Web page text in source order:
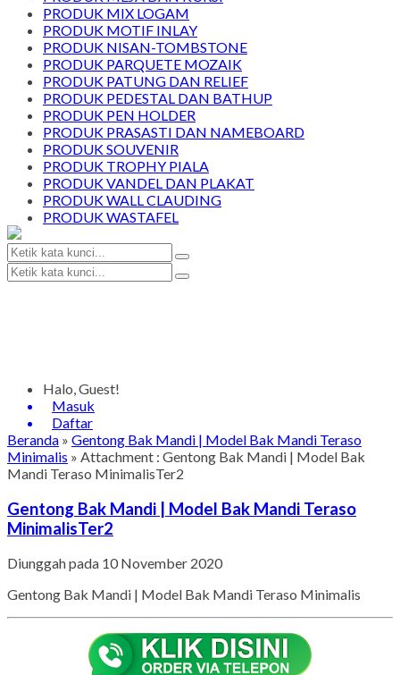
PRODUK MIX LOGAM
PRODUK MOTIF INLAY
PRODUK NISAN-TOMBSTONE
PRODUK PARQUETE MOZAIK
PRODUK PATUNG DAN RELIEF
PRODUK PEDESTAL DAN BATHUP
PRODUK PEN HOLDER
PRODUK PRASASTI DAN NAMEBOARD
PRODUK SOUVENIR
PRODUK TROPHY PIALA
PRODUK VANDEL DAN PLAKAT
PRODUK WALL CLAUDING
PRODUK WASTAFEL
Halo, Guest!
Masuk
Daftar
Beranda » Gentong Bak Mandi | Model Bak Mandi Teraso
Minimalis » Attachment : Gentong Bak Mandi | Model Bak
Mandi Teraso MinimalisTer2
Gentong Bak Mandi | Model Bak Mandi Teraso
MinimalisTer2
Diunggah pada 10 November 2020
Gentong Bak Mandi | Model Bak Mandi Teraso Minimalis